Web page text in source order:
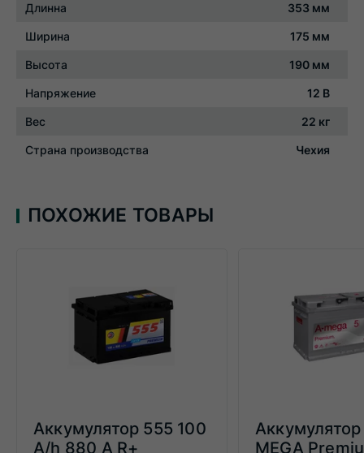
Длинна 353 мм
Ширина 175 мм
Высота 190 мм
Напряжение 12 В
Вес 22 кг
Страна производства Чехия
ПОХОЖИЕ ТОВАРЫ
Аккумулятор 555 100
A/h 880 A R+
MEGA